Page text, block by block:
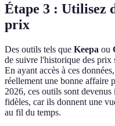
Étape 3 : Utilisez
prix
Des outils tels que Keepa ou
de suivre l'historique des prix
En ayant accès à ces
réellement une bonne affaire
2026, ces outils sont
fidèles, car ils donnent une
au fil du temps.